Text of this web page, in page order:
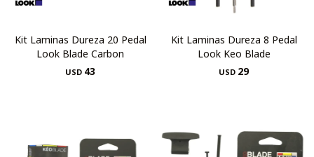
Kit Laminas Dureza 20 Pedal
Look Blade Carbon
USD 43
Kit Laminas Dureza 8 Pedal
Look Keo Blade
USD 29